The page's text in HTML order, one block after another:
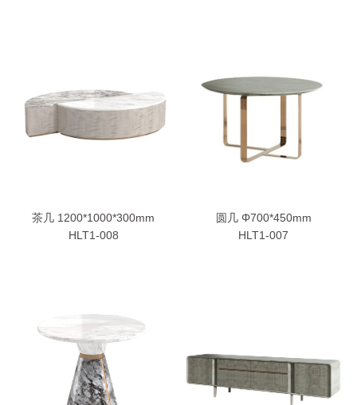
茶几 1200*1000*300mm
HLT1-008
圆几 Φ700*450mm
HLT1-007